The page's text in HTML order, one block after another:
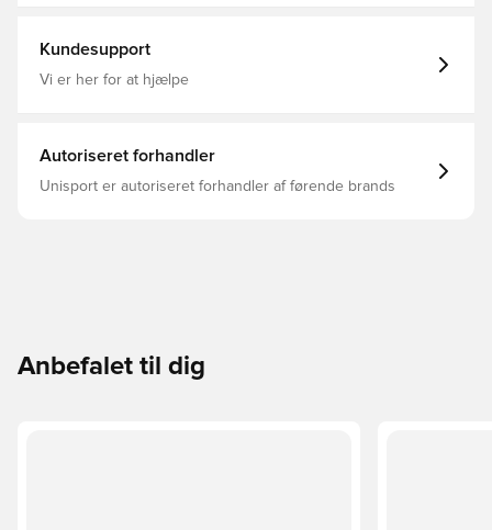
Kundesupport
Vi er her for at hjælpe
Autoriseret forhandler
Unisport er autoriseret forhandler af førende brands
Anbefalet til dig